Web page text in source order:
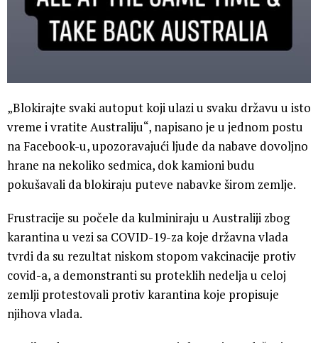
„Blokirajte svaki autoput koji ulazi u svaku državu u isto
vreme i vratite Australiju“, napisano je u jednom postu
na Facebook-u, upozoravajući ljude da nabave dovoljno
hrane na nekoliko sedmica, dok kamioni budu
pokušavali da blokiraju puteve nabavke širom zemlje.
Frustracije su počele da kulminiraju u Australiji zbog
karantina u vezi sa COVID-19-za koje državna vlada
tvrdi da su rezultat niskom stopom vakcinacije protiv
covid-a, a demonstranti su proteklih nedelja u celoj
zemlji protestovali protiv karantina koje propisuje
njihova vlada.